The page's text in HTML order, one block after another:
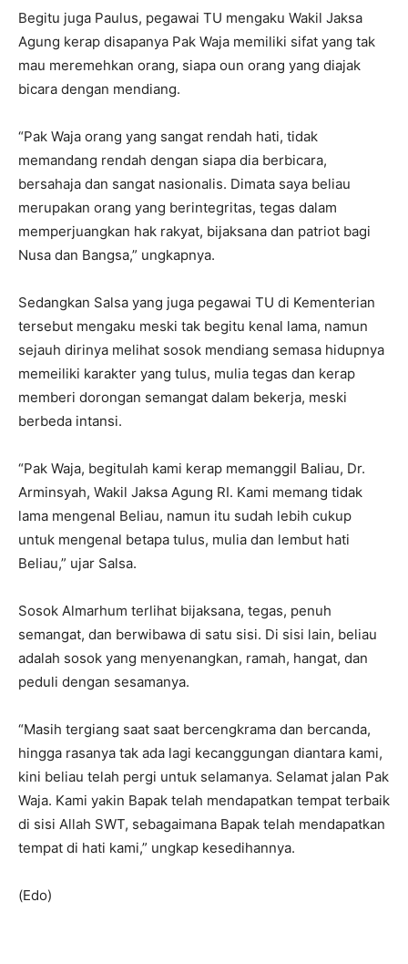
Begitu juga Paulus, pegawai TU mengaku Wakil Jaksa
Agung kerap disapanya Pak Waja memiliki sifat yang tak
mau meremehkan orang, siapa oun orang yang diajak
bicara dengan mendiang.
“Pak Waja orang yang sangat rendah hati, tidak
memandang rendah dengan siapa dia berbicara,
bersahaja dan sangat nasionalis. Dimata saya beliau
merupakan orang yang berintegritas, tegas dalam
memperjuangkan hak rakyat, bijaksana dan patriot bagi
Nusa dan Bangsa,” ungkapnya.
Sedangkan Salsa yang juga pegawai TU di Kementerian
tersebut mengaku meski tak begitu kenal lama, namun
sejauh dirinya melihat sosok mendiang semasa hidupnya
memeiliki karakter yang tulus, mulia tegas dan kerap
memberi dorongan semangat dalam bekerja, meski
berbeda intansi.
“Pak Waja, begitulah kami kerap memanggil Baliau, Dr.
Arminsyah, Wakil Jaksa Agung RI. Kami memang tidak
lama mengenal Beliau, namun itu sudah lebih cukup
untuk mengenal betapa tulus, mulia dan lembut hati
Beliau,” ujar Salsa.
Sosok Almarhum terlihat bijaksana, tegas, penuh
semangat, dan berwibawa di satu sisi. Di sisi lain, beliau
adalah sosok yang menyenangkan, ramah, hangat, dan
peduli dengan sesamanya.
“Masih tergiang saat saat bercengkrama dan bercanda,
hingga rasanya tak ada lagi kecanggungan diantara kami,
kini beliau telah pergi untuk selamanya. Selamat jalan Pak
Waja. Kami yakin Bapak telah mendapatkan tempat terbaik
di sisi Allah SWT, sebagaimana Bapak telah mendapatkan
tempat di hati kami,” ungkap kesedihannya.
(Edo)